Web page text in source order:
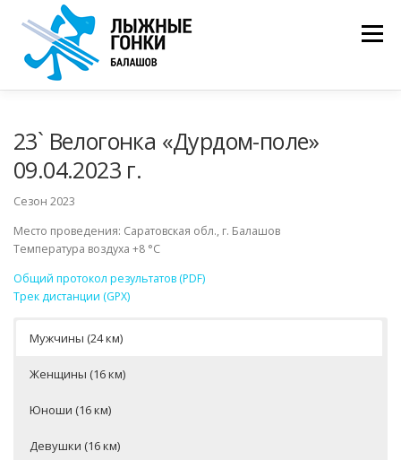
содержимому
Меню
23` Велогонка «Дурдом-поле»
09.04.2023 г.
Сезон 2023
Место проведения: Саратовская обл., г. Балашов
Температура воздуха +8 °С
Общий протокол результатов (PDF)
Трек дистанции (GPX)
Мужчины (24 км)
Женщины (16 км)
Юноши (16 км)
Девушки (16 км)